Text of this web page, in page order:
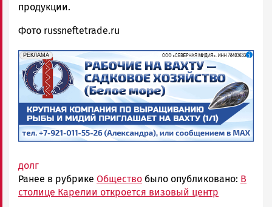
продукции.
Фото russneftetrade.ru
erid: 2SDnjf467GP
РЕКЛАМА
Реклама
долг
Ранее в рубрике Общество было опубликовано: В
столице Карелии откроется визовый центр